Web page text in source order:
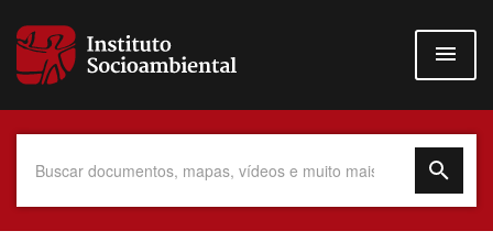
para
conteúdo